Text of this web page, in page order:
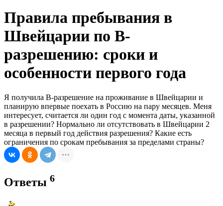
Правила пребывания в
Швейцарии по B-
разрешению: сроки и
особенности первого года
Я получила B-разрешение на проживание в Швейцарии и
планирую впервые поехать в Россию на пару месяцев. Меня
интересует, считается ли один год с момента даты, указанной
в разрешении? Нормально ли отсутствовать в Швейцарии 2
месяца в первый год действия разрешения? Какие есть
ограничения по срокам пребывания за пределами страны?
Ответы 6